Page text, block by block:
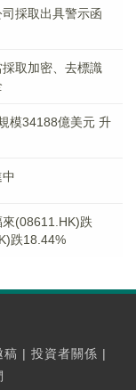
採取出具警示函
取加密、去標識
模34188億美元 升
來(08611.HK)跌
跌18.44%
稿 | 投資者關係 |